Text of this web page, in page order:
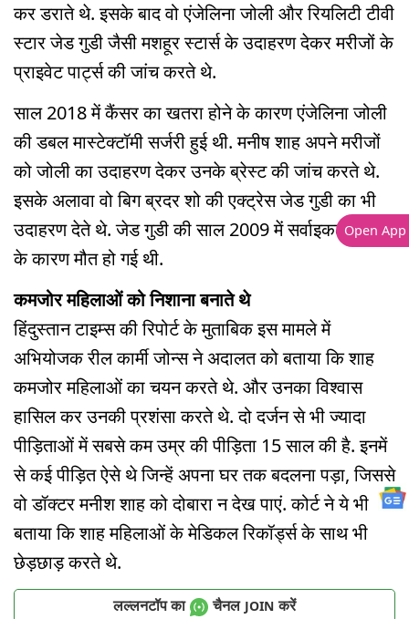
कर डराते थे. इसके बाद वो एंजेलिना जोली और रियलिटी टीवी
स्टार जेड गुडी जैसी मशहूर स्टार्स के उदाहरण देकर मरीजों के
प्राइवेट पार्ट्स की जांच करते थे.
साल 2018 में कैंसर का खतरा होने के कारण एंजेलिना जोली
की डबल मास्टेक्टॉमी सर्जरी हुई थी. मनीष शाह अपने मरीजों
को जोली का उदाहरण देकर उनके ब्रेस्ट की जांच करते थे.
इसके अलावा वो बिग ब्रदर शो की एक्ट्रेस जेड गुडी का भी
उदाहरण देते थे. जेड गुडी की साल 2009 में सर्वाइकल कैंसर
के कारण मौत हो गई थी.
कमजोर महिलाओं को निशाना बनाते थे
हिंदुस्तान टाइम्स की रिपोर्ट के मुताबिक इस मामले में
अभियोजक रील कार्मी जोन्स ने अदालत को बताया कि शाह
कमजोर महिलाओं का चयन करते थे. और उनका विश्वास
हासिल कर उनकी प्रशंसा करते थे. दो दर्जन से भी ज्यादा
पीड़िताओं में सबसे कम उम्र की पीड़िता 15 साल की है. इनमें
से कई पीड़ित ऐसे थे जिन्हें अपना घर तक बदलना पड़ा, जिससे
वो डॉक्टर मनीश शाह को दोबारा न देख पाएं. कोर्ट ने ये भी
बताया कि शाह महिलाओं के मेडिकल रिकॉर्ड्स के साथ भी
छेड़छाड़ करते थे.
लल्लनटॉप का चैनल JOIN करें
Open App